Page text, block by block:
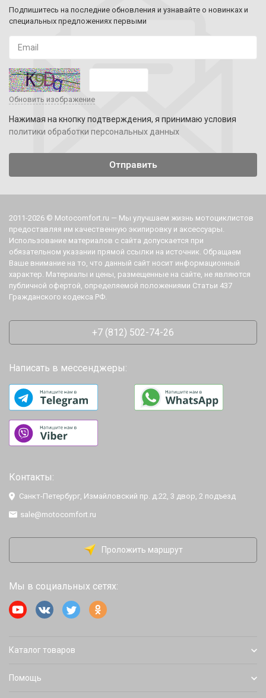
Подпишитесь на последние обновления и узнавайте о новинках и
специальных предложениях первыми
Обновить изображение
Нажимая на кнопку подтверждения, я принимаю условия
политики обработки персональных данных
2011-2026 © Motocomfort.ru — Мы улучшаем жизнь мотоциклистов
предоставляя им качественную экипировку и аксессуары.
Использование материалов с сайта допускается при
обязательном указании прямой ссылки на источник. Обращаем
Ваше внимание на то, что данный сайт носит информационный
характер. Материалы и цены, размещенные на сайте, не являются
публичной офертой, определяемой положениями Статьи 437
Гражданского кодекса РФ.
+7 (812) 502-74-26
Написать в мессенджеры:
Контакты:
Санкт-Петербург, Измайловский пр. д.22, 3 двор, 2 подъезд
sale@motocomfort.ru
Проложить маршрут
Мы в социальных сетях:
Каталог товаров
Помощь